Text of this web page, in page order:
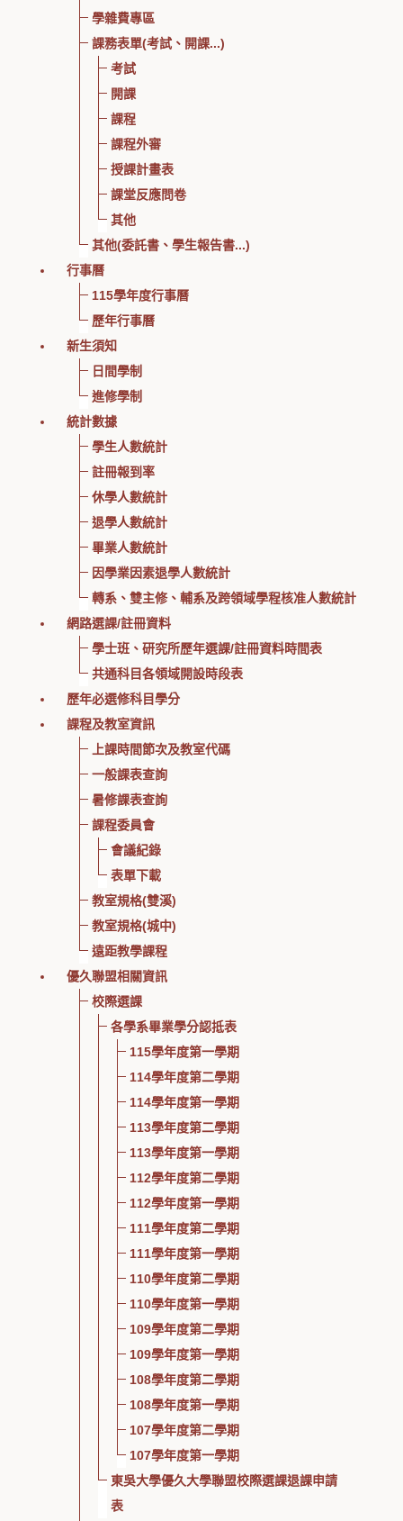
學雜費專區
課務表單(考試、開課...)
考試
開課
課程
課程外審
授課計畫表
課堂反應問卷
其他
其他(委託書、學生報告書...)
行事曆
115學年度行事曆
歷年行事曆
新生須知
日間學制
進修學制
統計數據
學生人數統計
註冊報到率
休學人數統計
退學人數統計
畢業人數統計
因學業因素退學人數統計
轉系、雙主修、輔系及跨領域學程核准人數統計
網路選課/註冊資料
學士班、研究所歷年選課/註冊資料時間表
共通科目各領域開設時段表
歷年必選修科目學分
課程及教室資訊
上課時間節次及教室代碼
一般課表查詢
暑修課表查詢
課程委員會
會議紀錄
表單下載
教室規格(雙溪)
教室規格(城中)
遠距教學課程
優久聯盟相關資訊
校際選課
各學系畢業學分認抵表
115學年度第一學期
114學年度第二學期
114學年度第一學期
113學年度第二學期
113學年度第一學期
112學年度第二學期
112學年度第一學期
111學年度第二學期
111學年度第一學期
110學年度第二學期
110學年度第一學期
109學年度第二學期
109學年度第一學期
108學年度第二學期
108學年度第一學期
107學年度第二學期
107學年度第一學期
東吳大學優久大學聯盟校際選課退課申請
表